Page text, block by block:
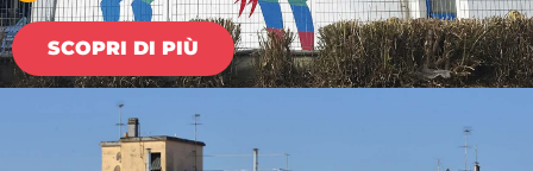
SCOPRI DI PIÙ